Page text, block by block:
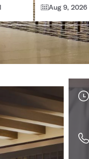
Aug 9, 2026